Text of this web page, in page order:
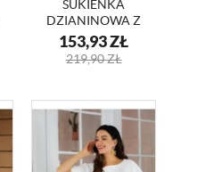
SUKIENKA
DZIANINOWA Z
DEKOLTEM KM08
153,93ZŁ
219,90ZŁ